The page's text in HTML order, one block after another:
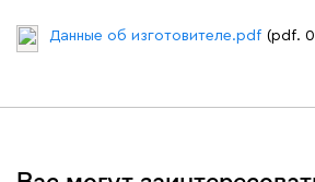
Данные об изготовителе.pdf (pdf.